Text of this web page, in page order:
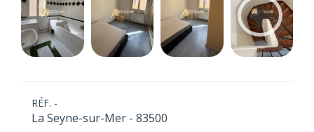
RÉF. -
La Seyne-sur-Mer - 83500